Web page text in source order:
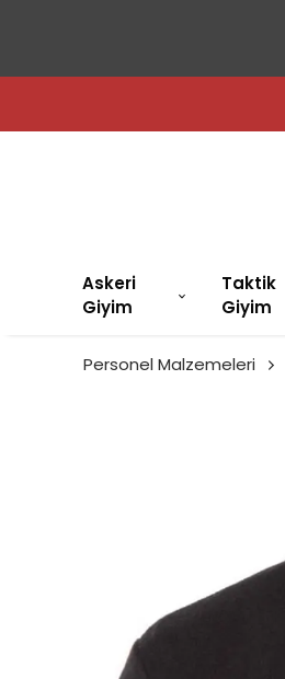
Askeri
Giyim
Taktik
Giyim
Personel Malzemeleri